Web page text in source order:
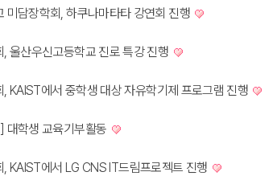
미담장학회, 하쿠나마타타 강연회 진행
울산우신고등학교 진로 특강 진행
KAIST에서 중학생 대상 자유학기제 프로그램 진행
대학생 교육기부활동
KAIST에서 LG CNS IT드림프로젝트 진행